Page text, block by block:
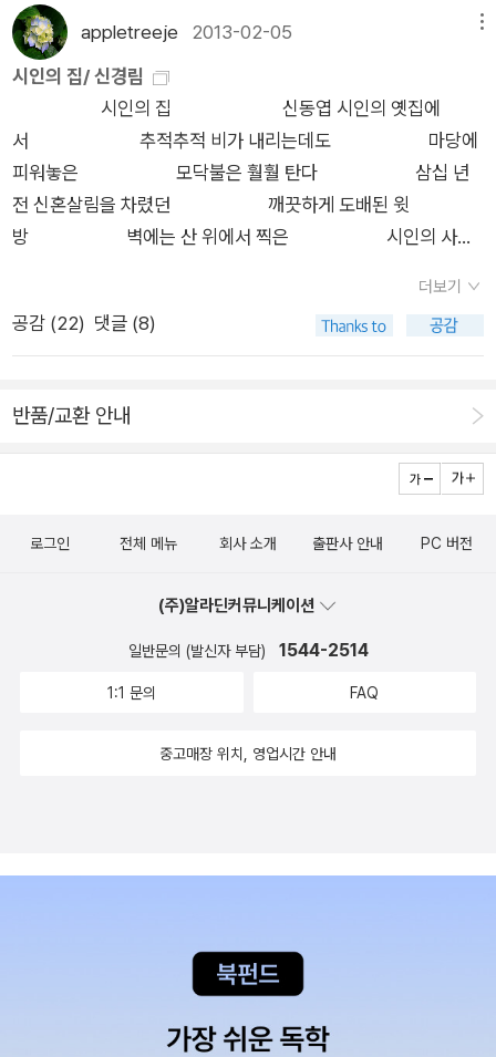
장히 좋아한다. 4. 하근찬, <수난이대> 한국 현대사의 비극
을 절묘하게 묘사해놓은 단편. 하근찬 선생에겐 좀 미안하지만 <
수난이대>말고는 히트작이 별로 없는 것이 좀 아쉽다. 5.
김승옥, <무진기행> <무진기행>도 무진기행이지만 이 책에
같이 실려있는 작품들, <생명연습> <서울, 1964년 겨울> 같은
눈부신 소품들이 즐비하다. 세상에서 가장 아름다운 것? 여신의
멘스. <생명연습>에서 여고생이던가, 하여간 청춘학생이 하는
얘기. 우리나라 문학계에 제대로 뒤통수 한 방 때리며 혜성같이
한 각인이 찍혀있는 나는 전짓불을 빼고 그를 생각할 수 없다. 유
을 해야하는 갈림길. 7. 박상륭, <죽음의 한 연구> 난 아
이들 고등학교 입학 선물로 이 책을 사줬다. 책을 완전히 다 읽어
내면 적어도 지적인 시각으로 다 자란 것에 가깝다고. 인간의 기
책은 한 권이었었는데 언제 두 권으로 분책했는지는 모르겠다. 하
여간 신자유주의란. 8. 이문구, <관촌수필> 말이 필요없
인 이문구 식 걸쭉하고 유장한 입심과는 또 다르게 명징한 서정으
로 유년과 조부에 헌정한 책. 9. 황석영, <장길산> 젊
래 전 것이라 황석영의 이 책을 꼽을 수밖에 없다. 힘찬 영웅들의
나하나를 얼마나 섬세하게 썼는지 책을 읽으며 작가 최명희의 노
단명을 탄함. 11. 신경림, <농무> 내가 번 내돈으로 처음 사
어하는 사람들이 어깨를 걸고 노래하는 한 바탕. 아, 이런 세상도
빠진 야구경기에 주먹을 부르쥐고 미치광이 선교사를 따라 핏대
를 올리고후진국경제학자의 허풍에 덩달아 흥분하지만이것들만
이 아니다 우리가부끄러워해야 할 것은 이 쓸개 빠진 헛웃음만이
아니다겁에 질려 야윈 두 주먹만이 아니다우리가 부끄러워해야
할 것은서로 속이고 속는 난장만이 아니다하늘까지 덮은 저 어둠
만이 아니다 - 신경림, 『농무』, 창비, 92-93쪽. 시인은 무얼 그
렇게 부끄러워해야 한다고 했던걸까. 요즘도 참 부끄러운 게 많은
시절이긴 하지만 저 시절의 부끄러움은 무엇이었을까. 그런데 도
대체 역사 속에서 인간은 단 한 순간이라도 부끄러워할 만한 게
appletreeje 2013-02-05
시인의 집/ 신경림
시인의 집 신동엽 시인의 옛집에
서 추적추적 비가 내리는데도 마당에
피워놓은 모닥불은 훨훨 탄다 삼십 년
전 신혼살림을 차렸던 깨끗하게 도배된 윗
방 벽에는 산 위에서 찍은 시인의 사
둠벙에서 붉은 연꽃을 딴다 추적추적
비가 내리는 옛 백제의 서러운 땅에 그
) 가난한 사랑노래 이웃의 한 젊
은이를 위하여 가난하다고 해서 외로움을 모르겠
는가 너와 헤어져 돌아오는 눈 쌓인 골
려움이 없겠는가 두 점을 치는 소리 방
육중한 기계 굴러가는 소리. 가난하다고 그리움을
버렸겠는가 어머님 보고 싶소 수 없이 뇌어보지만 뒤
감나무에 까치밥으로 하나 남았을 새빨간 감 바람소리도
볼에 와 닿던 네 입술의 뜨거움 사랑한다고 사랑한다고 속
2) -신경림 詩集, <가난한 사랑노래>-
난 텅 빈 운동장 우리는 분이 얼룩진 얼굴로 학교 앞
원통하다 꽹과리를 앞장세워 장거리로 나서면 따라
더보기
공감 (22) 댓글 (8)
반품/교환 안내
로그인 전체 메뉴 회사 소개 출판사 안내 PC 버전
(주)알라딘커뮤니케이션
일반문의 (발신자 부담) 1544-2514
1:1 문의 FAQ
중고매장 위치, 영업시간 안내